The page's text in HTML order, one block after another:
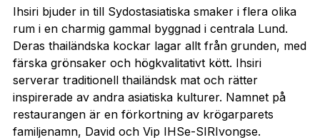
Ihsiri bjuder in till Sydostasiatiska smaker i flera olika
rum i en charmig gammal byggnad i centrala Lund.
Deras thailändska kockar lagar allt från grunden, med
färska grönsaker och högkvalitativt kött. Ihsiri
serverar traditionell thailändsk mat och rätter
inspirerade av andra asiatiska kulturer. Namnet på
restaurangen är en förkortning av krögarparets
familjenamn, David och Vip IHSe-SIRIvongse.